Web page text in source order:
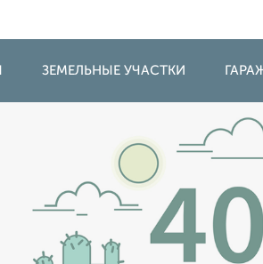
ЗЕМЕЛЬНЫЕ УЧАСТКИ